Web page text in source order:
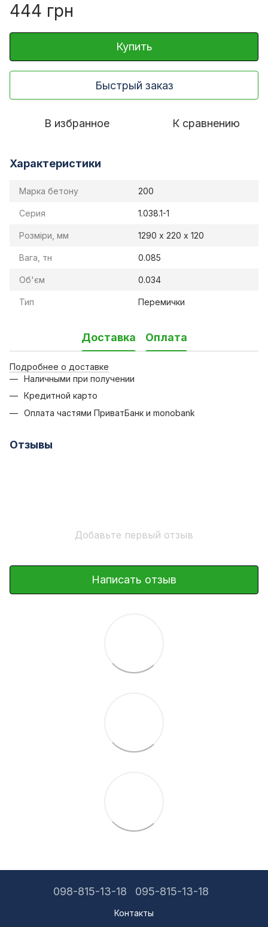
444 грн
Купить
Быстрый заказ
В избранное К сравнению
Характеристики
Марка бетону 200
Серия 1.038.1-1
Розміри, мм 1290 х 220 х 120
Вага, тн 0.085
Об'єм 0.034
Тип Перемички
Доставка Оплата
Подробнее о доставке
Наличными при получении
Кредитной карто
Оплата частями ПриватБанк и monobank
Отзывы
Добавьте первый отзыв
Написать отзыв
098-815-13-18 095-815-13-18
Контакты